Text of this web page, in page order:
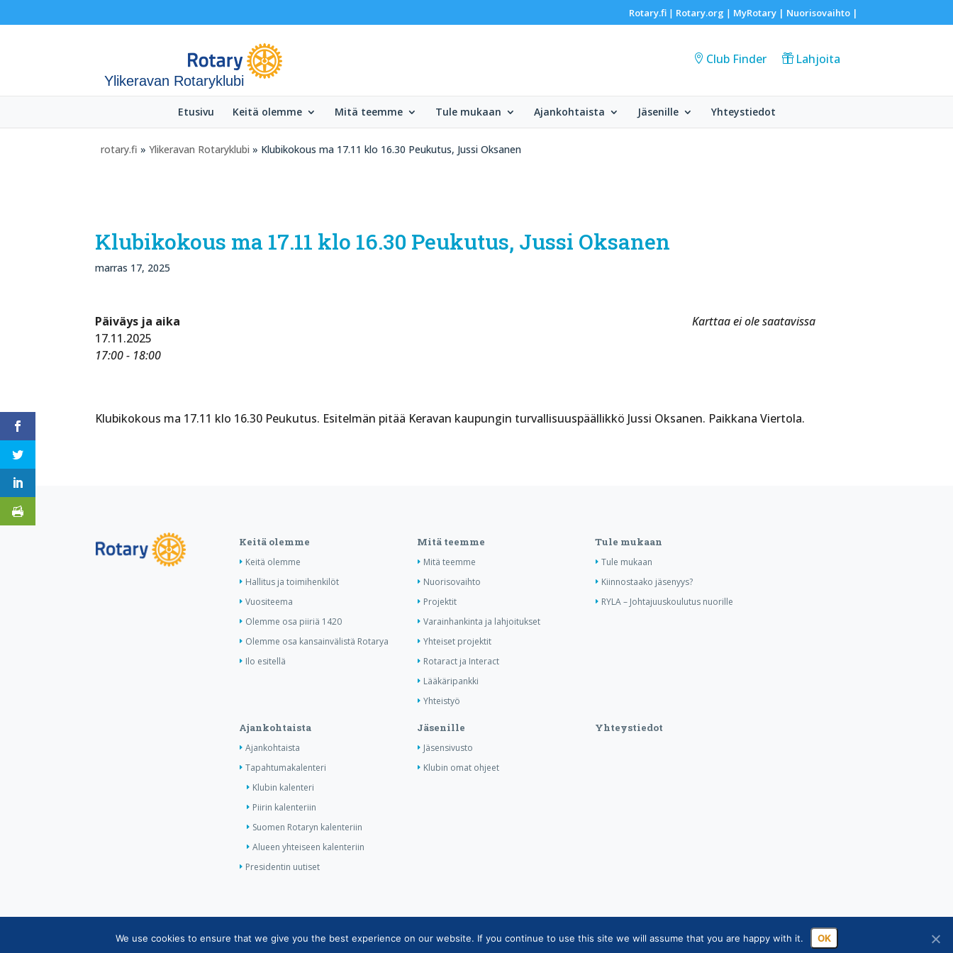
Rotary.fi| Rotary.org | MyRotary | Nuorisovaihto|
Ylikeravan Rotaryklubi
Club Finder Lahjoita
Etusivu Keitä olemme Mitä teemme Tule mukaan Ajankohtaista Jäsenille Yhteystiedot
rotary.fi » Ylikeravan Rotaryklubi » Klubikokous ma 17.11 klo 16.30 Peukutus, Jussi Oksanen
Klubikokous ma 17.11 klo 16.30 Peukutus, Jussi Oksanen
marras 17, 2025
Karttaa ei ole saatavissa
Päiväys ja aika
17.11.2025
17:00 - 18:00
Klubikokous ma 17.11 klo 16.30 Peukutus. Esitelmän pitää Keravan kaupungin turvallisuuspäällikkö Jussi Oksanen. Paikkana Viertola.
Keitä olemme
Keitä olemme
Hallitus ja toimihenkilöt
Vuositeema
Olemme osa piiriä 1420
Olemme osa kansainvälistä Rotarya
Ilo esitellä
Mitä teemme
Mitä teemme
Nuorisovaihto
Projektit
Varainhankinta ja lahjoitukset
Yhteiset projektit
Rotaract ja Interact
Lääkäripankki
Yhteistyö
Tule mukaan
Tule mukaan
Kiinnostaako jäsenyys?
RYLA – Johtajuuskoulutus nuorille
Ajankohtaista
Ajankohtaista
Tapahtumakalenteri
Klubin kalenteri
Piirin kalenteriin
Suomen Rotaryn kalenteriin
Alueen yhteiseen kalenteriin
Presidentin uutiset
Jäsenille
Jäsensivusto
Klubin omat ohjeet
Yhteystiedot
Copyright © Suomen Rotarypalvelu ry 2026 |Jäsentietojärjestelmän tietosuojaseloste|Henkilötietojen käsittely Rotarytoiminnassa
We use cookies to ensure that we give you the best experience on our website. If you continue to use this site we will assume that you are happy with it. OK